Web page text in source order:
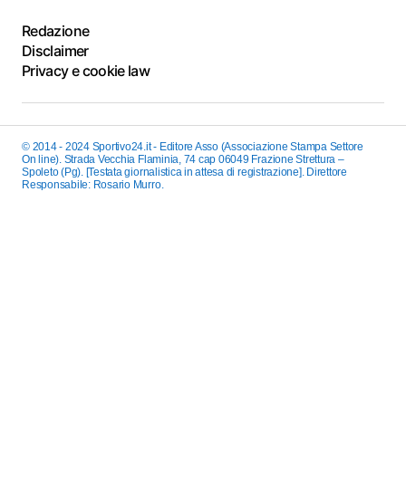
Redazione
Disclaimer
Privacy e cookie law
© 2014 - 2024 Sportivo24.it - Editore Asso (Associazione Stampa Settore
On line). Strada Vecchia Flaminia, 74 cap 06049 Frazione Strettura –
Spoleto (Pg). [Testata giornalistica in attesa di registrazione]. Direttore
Responsabile: Rosario Murro.